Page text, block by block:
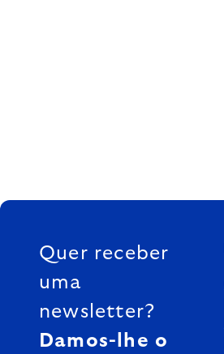
FOOTER
Quer receber
uma
newsletter?
Damos-lhe o